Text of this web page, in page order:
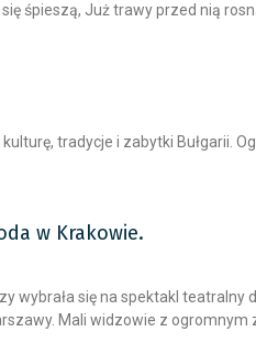
się śpieszą, Już trawy przed nią
tradycje i zabytki Bułgarii.
w Krakowie.
wybrała się na spektakl
Mali widzowie z